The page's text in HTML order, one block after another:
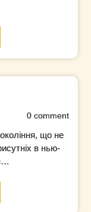
0 comment
що не
в нью-